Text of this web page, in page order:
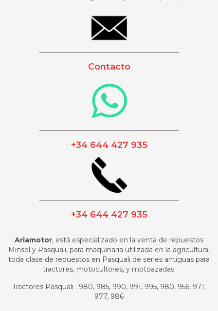
Contacto
+34 644 427 935
+34 644 427 935
Ariamotor, está especializado en la venta de repuestos
Minsel y Pasquali, para maquinaria utilizada en la agricultura,
toda clase de repuestos en Pasquali de series antiguas para
tractores, motocultores, y motoazadas.
Tractores Pasquali : 980, 985, 990, 991, 995, 980, 956, 971,
977, 986